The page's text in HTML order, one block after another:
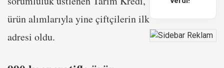
ürün alımlarıyla yine çiftçilerin ilk
adresi oldu.